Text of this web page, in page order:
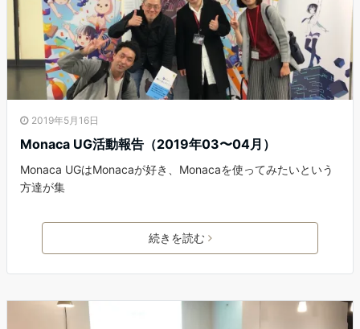
2019年5月16日
Monaca UG活動報告（2019年03〜04月）
Monaca UGはMonacaが好き、Monacaを使ってみたいという
方達が集
続きを読む